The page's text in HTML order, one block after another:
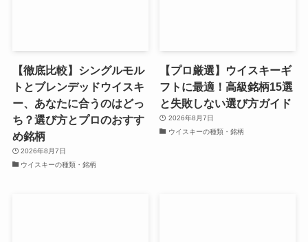
【徹底比較】シングルモル
トとブレンデッドウイスキ
ー、あなたに合うのはどっ
ち？選び方とプロのおすす
め銘柄
2026年8月7日
ウイスキーの種類・銘柄
【プロ厳選】ウイスキーギ
フトに最適！高級銘柄15選
と失敗しない選び方ガイド
2026年8月7日
ウイスキーの種類・銘柄